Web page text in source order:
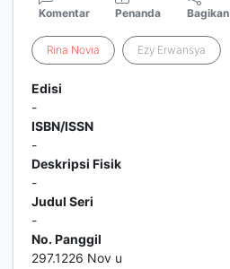
Komentar Penanda Bagikan
Rina Novia Ezy Erwansya
Edisi
-
ISBN/ISSN
-
Deskripsi Fisik
-
Judul Seri
-
No. Panggil
297.1226 Nov u